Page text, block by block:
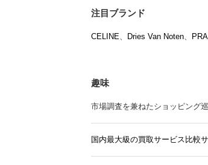
注目ブランド
CELINE Dries Van Noten、
趣味
市場調査を兼ねたショッピング
国内最大級の買取サービス比較